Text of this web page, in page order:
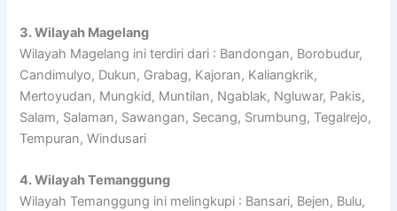
3. Wilayah Magelang
Wilayah Magelang ini terdiri dari : Bandongan, Borobudur,
Candimulyo, Dukun, Grabag, Kajoran, Kaliangkrik,
Mertoyudan, Mungkid, Muntilan, Ngablak, Ngluwar, Pakis,
Salam, Salaman, Sawangan, Secang, Srumbung, Tegalrejo,
Tempuran, Windusari
4. Wilayah Temanggung
Wilayah Temanggung ini melingkupi : Bansari, Bejen, Bulu,